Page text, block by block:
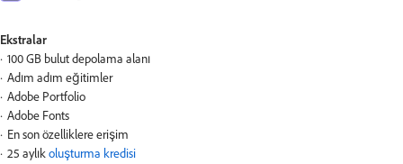
Ekstralar
100 GB bulut depolama alanı
Adım adım eğitimler
Adobe Portfolio
Adobe Fonts
En son özelliklere erişim
25 aylıkoluşturma kredisi